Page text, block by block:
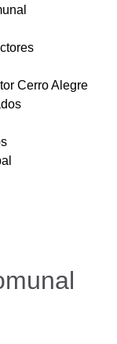
Cerro Alegre